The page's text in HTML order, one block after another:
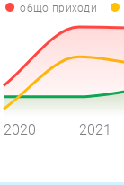
общо приходи
2020 2021